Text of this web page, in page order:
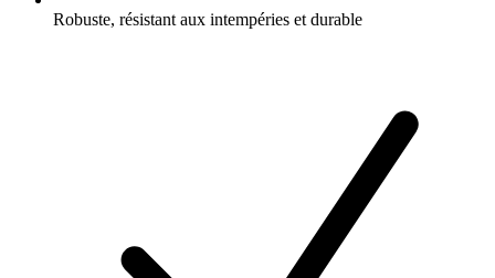
Robuste, résistant aux intempéries et durable